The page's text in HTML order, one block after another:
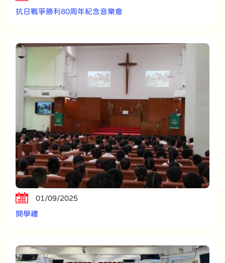
抗日戰爭勝利80周年紀念音樂會
01/09/2025
開學禮